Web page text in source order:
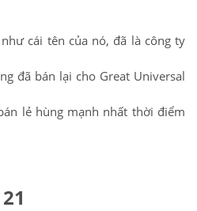
cái tên của nó, đã là công ty
đã bán lại cho Great Universal
lẻ hùng mạnh nhất thời điểm